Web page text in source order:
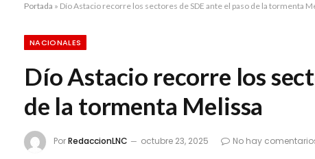
Portada » Dío Astacio recorre los sectores de SDE ante el paso de la tormenta
NACIONALES
Dío Astacio recorre los
de la tormenta Melissa
PorRedaccionLNC octubre 23, 2025 No hay